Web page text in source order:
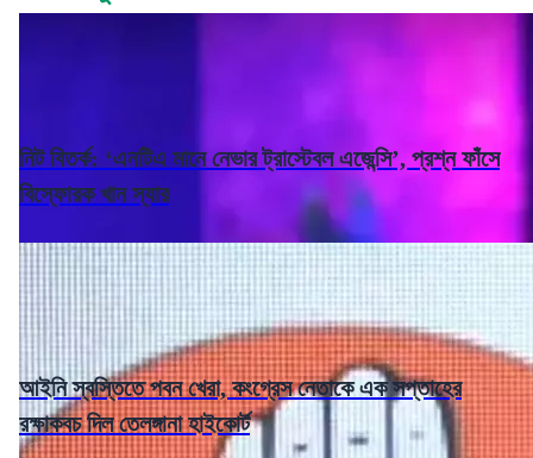
নিট বিতর্ক: ‘এনটিএ মানে নেভার ট্রাস্টেবল এজেন্সি’, প্রশ্ন ফাঁসে
বিস্ফোরক খান স্যার
আইনি স্বস্তিতে পবন খেরা, কংগ্রেস নেতাকে এক সপ্তাহের
রক্ষাকবচ দিল তেলঙ্গানা হাইকোর্ট